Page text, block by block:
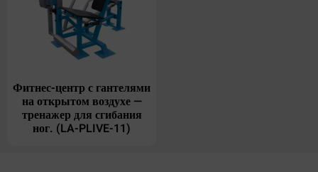
Фитнес-центр с гантелями
на открытом воздухе —
тренажер для сгибания
ног. (LA-PLIVE-11)